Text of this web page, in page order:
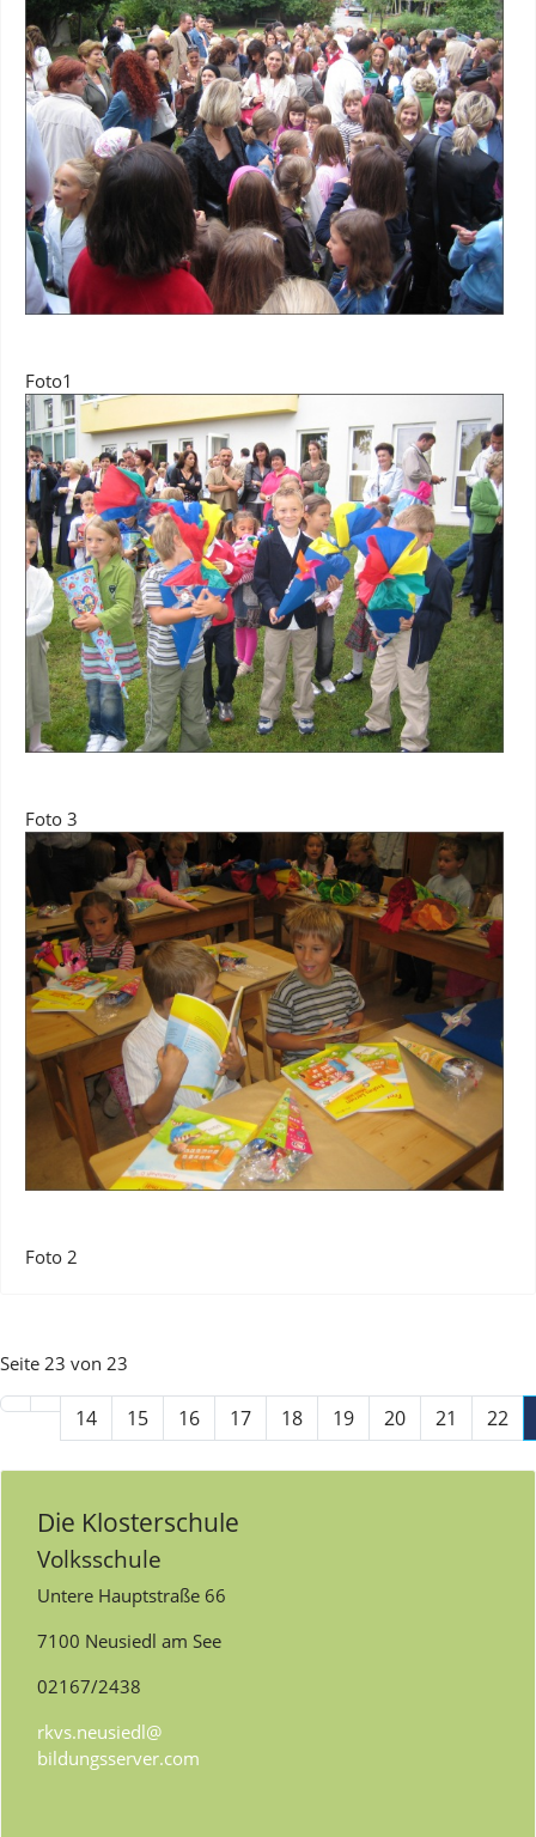
Foto1
Foto 3
Foto 2
Seite 23 von 23
14 15 16 17 18 19 20 21 22
Die Klosterschule
Volksschule
Untere Hauptstraße 66
7100 Neusiedl am See
02167/2438
rkvs.neusiedl@
bildungsserver.com